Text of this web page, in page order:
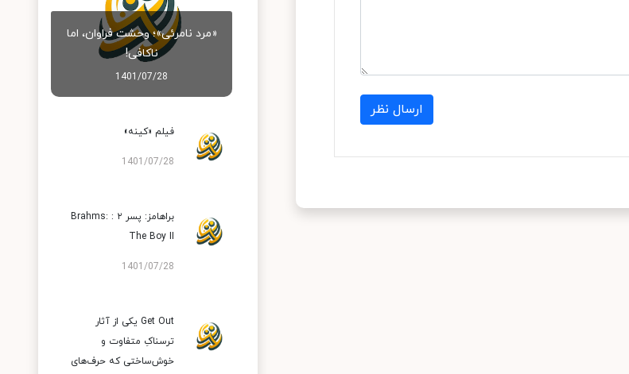
ارسال نظر
«مرد نامرئی»؛ وحشت فراوان، اما
ناکافی!
1401/07/28
فیلم «کینه»
1401/07/28
براهامز: پسر ۲ : Brahms:
The Boy II
1401/07/28
Get Out یکی از آثار
ترسناکِ متفاوت و
خوش‌ساختی که حرف‌های